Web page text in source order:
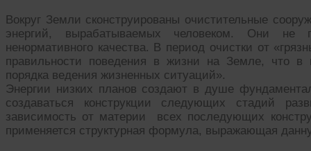
Вокруг Земли сконструированы очистительные
энергий, вырабатываемых человеком. Они
ненормативного качества. В период очистки от
правильности поведения в жизни на Земле, что в
порядка ведения жизненных ситуаций».
Энергии низких планов создают в душе
создаваться конструкции следующих стадий
зависимость от материи всех последующих
применяется структурная формула, выражающая